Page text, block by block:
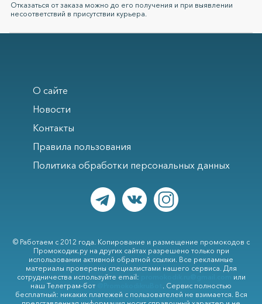
Отказаться от заказа можно до его получения и при выявлении
несоответствий в присутствии курьера.
О сайте
Новости
Контакты
Правила пользования
Политика обработки персональных данных
© Работаем с 2012 года. Копирование и размещение промокодов с
Промокодик.ру на других сайтах разрешено только при
использовании активной обратной ссылки. Все рекламные
материалы проверены специалистами нашего сервиса. Для
сотрудничества используйте email:
или
наш Телеграм-бот
. Сервис полностью
бесплатный: никаких платежей с пользователей не взимается. Вся